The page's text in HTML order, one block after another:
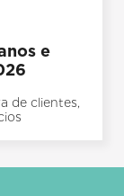
e
de clientes,